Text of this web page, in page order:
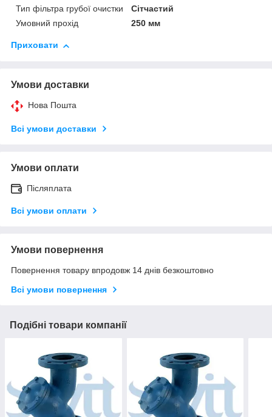
Тип фільтра грубої очистки
Сітчастий
Умовний прохід
250 мм
Приховати
Умови доставки
Нова Пошта
Всі умови доставки
Умови оплати
Післяплата
Всі умови оплати
Умови повернення
Повернення товару впродовж 14 днів безкоштовно
Всі умови повернення
Подібні товари компанії